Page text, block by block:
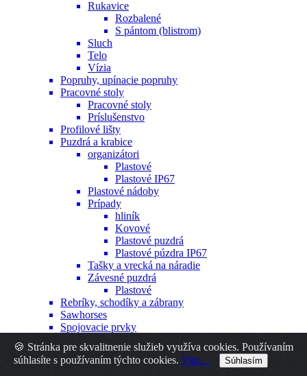
🍪 Stránka pre skvalitnenie služieb využíva cookies. Používaním
súhlasíte s používaním týchto cookies. Viac... Súhlasím
Rukavice
Rozbalené
S pántom (blistrom)
Sluch
Telo
Vízia
Popruhy, upínacie popruhy
Pracovné stoly
Pracovné stoly
Príslušenstvo
Profilové lišty
Puzdrá a krabice
organizátori
Plastové
Plastové IP67
Plastové nádoby
Prípady
hliník
Kovové
Plastové puzdrá
Plastové púzdra IP67
Tašky a vrecká na náradie
Závesné puzdrá
Plastové
Rebríky, schodíky a zábrany
Sawhorses
Spojovacie prvky
Iné
Nity